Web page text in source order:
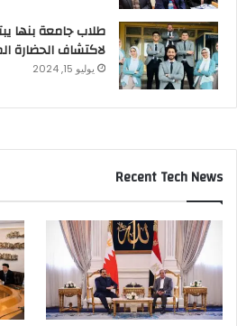
طلاب جامعة بنها
لاكتشاف الحضارة
يوليو 15, 2024
Recent Tech News